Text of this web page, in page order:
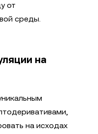
от
среды.
на
на исходах